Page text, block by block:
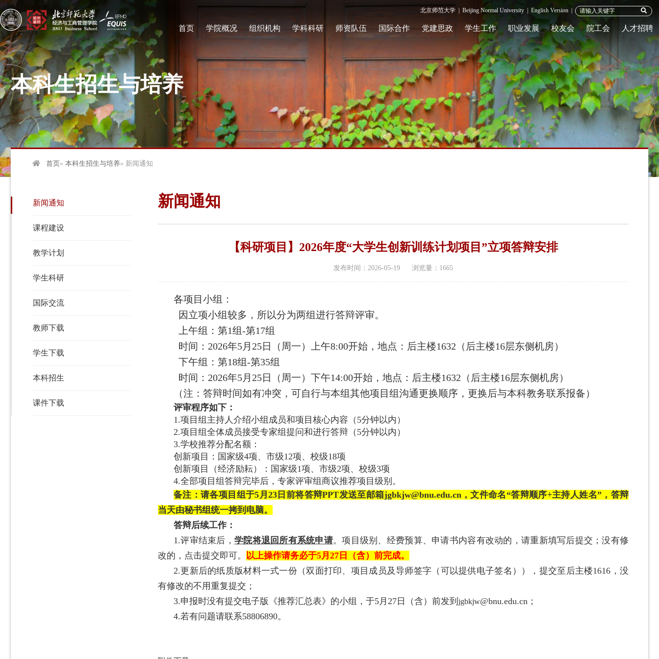
首页 学院概况 组织机构 学科科研 师资队伍 国际合作 党建思政 学生工作 职业发展 校友会 院工会 人才招聘
北京师范大学 Beijing Normal University English Version |
本科生招生与培养
首页» 本科生招生与培养» 新闻通知
新闻通知
课程建设
教学计划
学生科研
国际交流
教师下载
学生下载
本科招生
课件下载
新闻通知
【科研项目】2026年度“大学生创新训练计划项目”立项答辩安排
发布时间：2026-05-19 浏览量： 1665
各项目小组：
因立项小组较多，所以分为两组进行答辩评审。
上午组：第1组-第17组
时间：2026年5月25日
（周一）上午8:00开始，地点：后主楼1632（后主楼16层东侧机房）
下午组：第18组-第35组
时间：2026年5月25日（周一） 下午14:00开始 ， 地点： 后主楼1632（后主楼16层东侧机房）
（注：答辩时间如有冲突，可自行与本组其他项目组沟通更换顺序，更换后与本科教务联系报备）
评审程序如下：
1.项目组主持人介绍小组成员和项目核心内容（5分钟以内）
2.项目组全体成员接受专家组提问和进行答辩（5分钟以内）
3.学校推荐分配名额：
创新项目：国家级4项、市级12项、 校级18项
创新项目（经济励耘）：国家级1项、市级2项、校级3项
4.全部项目组答辩完毕后，专家评审组商议推荐项目级别。
备注：请各项目组于5月23日前将答辩PPT发送至邮箱jgbkjw@bnu.edu.cn，文件命名“答辩顺序+主持人姓名”，答辩
当天由秘书组统一拷到电脑。
答辩后续工作：
1.评审结束后， 学院将退回所有系统申请。项目级别、经费预算、申请书内容有改动的，请重新填写后提交；没有修
改的，点击提交即可。
以上操作请务必于5月27日（含）前完成。
2.更新后的纸质版材料一式一份 （双面打印、项目成员及导师签字（可以提供电子签名））
，提交至后主楼1616，没
有修改的不用重复提交；
3.申报时没有提交电子版《推荐汇总表》的小组，于5月27日（含）前发到 jgbkjw@bnu.edu.cn；
4.若有问题请联系58806890。